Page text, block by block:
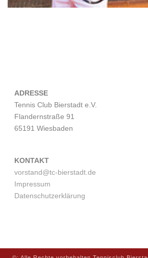
ADRESSE
Tennis Club Bierstadt e.V.
Flandernstraße 91
65191 Wiesbaden
KONTAKT
vorstand@tc-bierstadt.de
Impressum
Datenschutzerklärung